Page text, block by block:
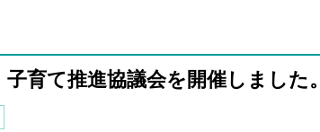
育て推進協議会を開催しました。